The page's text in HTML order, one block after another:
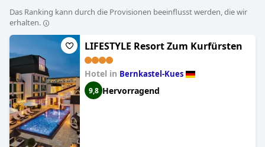
hotels,außergewöhnliche hotels,yoga hotels,hotels mit
hallenbad
luxushotels,hotels mit pool
Das Ranking kann durch die Provisionen beeinflusst werden, die wir
erhalten.
LIFESTYLE Resort Zum Kurfürsten
Hotel in Bernkastel-Kues
9,8 Hervorragend